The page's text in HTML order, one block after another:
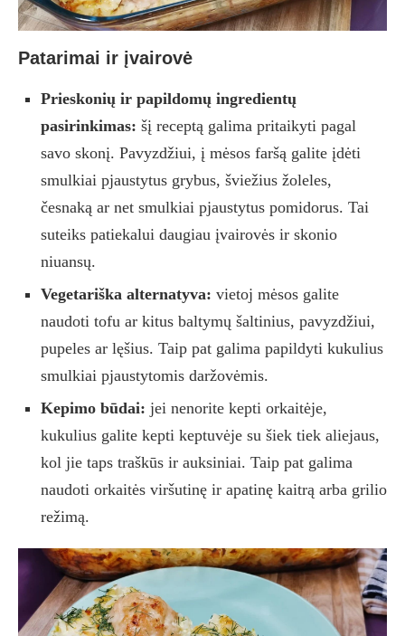
Patarimai ir įvairovė
Prieskonių ir papildomų ingredientų
pasirinkimas: šį receptą galima pritaikyti pagal
savo skonį. Pavyzdžiui, į mėsos faršą galite įdėti
smulkiai pjaustytus grybus, šviežius žoleles,
česnaką ar net smulkiai pjaustytus pomidorus. Tai
suteiks patiekalui daugiau įvairovės ir skonio
niuansų.
Vegetariška alternatyva: vietoj mėsos galite
naudoti tofu ar kitus baltymų šaltinius, pavyzdžiui,
pupeles ar lęšius. Taip pat galima papildyti kukulius
smulkiai pjaustytomis daržovėmis.
Kepimo būdai: jei nenorite kepti orkaitėje,
kukulius galite kepti keptuvėje su šiek tiek aliejaus,
kol jie taps traškūs ir auksiniai. Taip pat galima
naudoti orkaitės viršutinę ir apatinę kaitrą arba grilio
režimą.